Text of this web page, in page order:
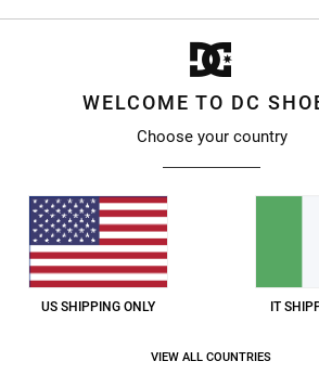
WELCOME TO DC
Choose your country
US SHIPPING ONLY IT
VIEW ALL COUNTRIES